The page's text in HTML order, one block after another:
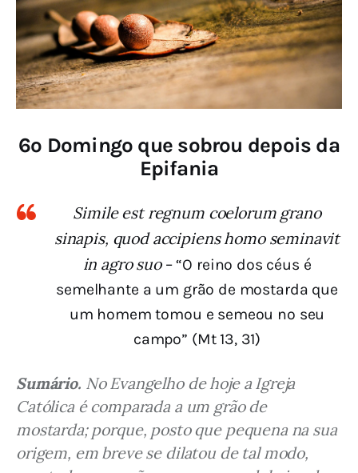
6º Domingo que sobrou depois da
Epifania
Simile est regnum coelorum grano
sinapis, quod accipiens homo seminavit
in agro suo– “O reino dos céus é
semelhante a um grão de mostarda que
um homem tomou e semeou no seu
campo” (Mt 13, 31)
Sumário. No Evangelho de hoje a Igreja
Católica é comparada a um grão de
mostarda; porque, posto que pequena na sua
origem, em breve se dilatou de tal modo,